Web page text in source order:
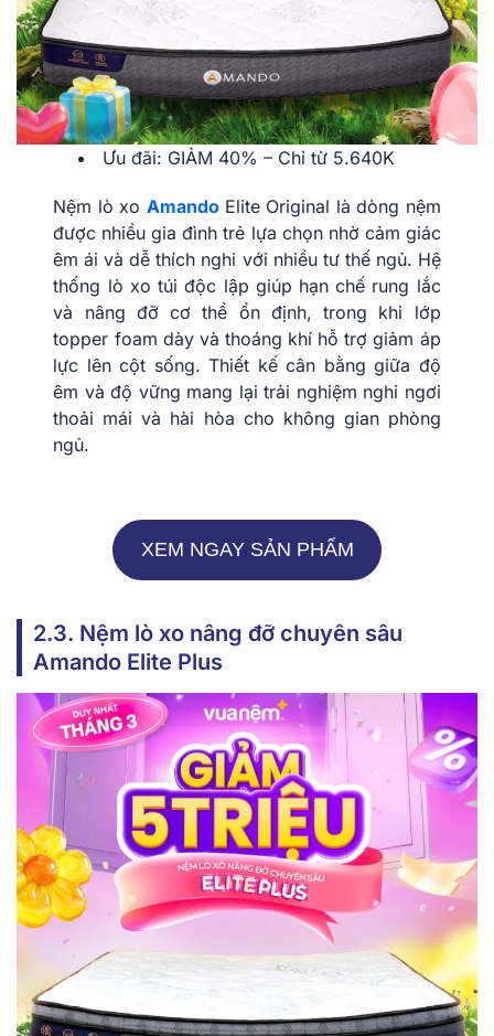
Ưu đãi: GIẢM 40% – Chỉ từ 5.640K
Nệm lò xo AmandoElite Original là dòng nệm
được nhiều gia đình trẻ lựa chọn nhờ cảm giác
êm ái và dễ thích nghi với nhiều tư thế ngủ. Hệ
thống lò xo túi độc lập giúp hạn chế rung lắc
và nâng đỡ cơ thể ổn định, trong khi lớp
topper foam dày và thoáng khí hỗ trợ giảm áp
lực lên cột sống. Thiết kế cân bằng giữa độ
êm và độ vững mang lại trải nghiệm nghỉ ngơi
thoải mái và hài hòa cho không gian phòng
ngủ.
XEM NGAY SẢN PHẨM
2.3. Nệm lò xo nâng đỡ chuyên sâu
Amando Elite Plus